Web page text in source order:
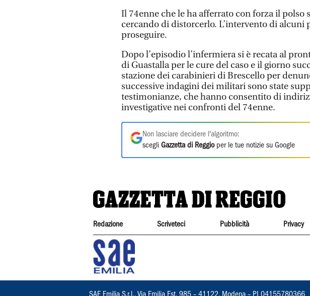
Il 74enne che le ha afferrato con forza il polso
cercando di distorcerlo. L’intervento di
proseguire.
Dopo l’episodio l’infermiera si è recata al
di Guastalla per le cure del caso e il giorno
stazione dei carabinieri di Brescello per
successive indagini dei militari sono state
testimonianze, che hanno consentito di
investigative nei confronti del 74enne.
Non lasciare decidere l'algoritmo:
scegli Gazzetta di Reggioper le tue notizie su Google
Redazione Scriveteci Pubblicità Privacy
SAE Emilia S.r.l., Via Emilia Est, 985 – 41122, Modena – PI 04155780366